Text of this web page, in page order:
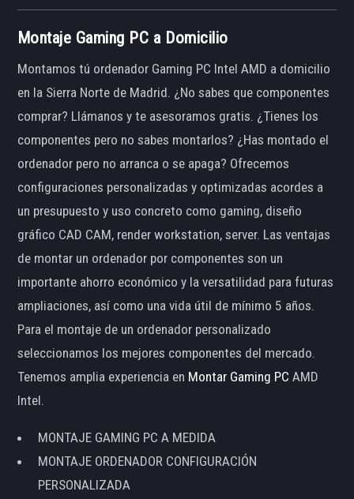
Montaje Gaming PC a Domicilio
Montamos tú ordenador Gaming PC Intel AMD a domicilio
en la Sierra Norte de Madrid. ¿No sabes que componentes
comprar? Llámanos y te asesoramos gratis. ¿Tienes los
componentes pero no sabes montarlos? ¿Has montado el
ordenador pero no arranca o se apaga? Ofrecemos
configuraciones personalizadas y optimizadas acordes a
un presupuesto y uso concreto como gaming, diseño
gráfico CAD CAM, render workstation, server. Las ventajas
de montar un ordenador por componentes son un
importante ahorro económico y la versatilidad para futuras
ampliaciones, así como una vida útil de mínimo 5 años.
Para el montaje de un ordenador personalizado
seleccionamos los mejores componentes del mercado.
Tenemos amplia experiencia en Montar Gaming PC AMD
Intel.
MONTAJE GAMING PC A MEDIDA
MONTAJE ORDENADOR CONFIGURACIÓN
PERSONALIZADA